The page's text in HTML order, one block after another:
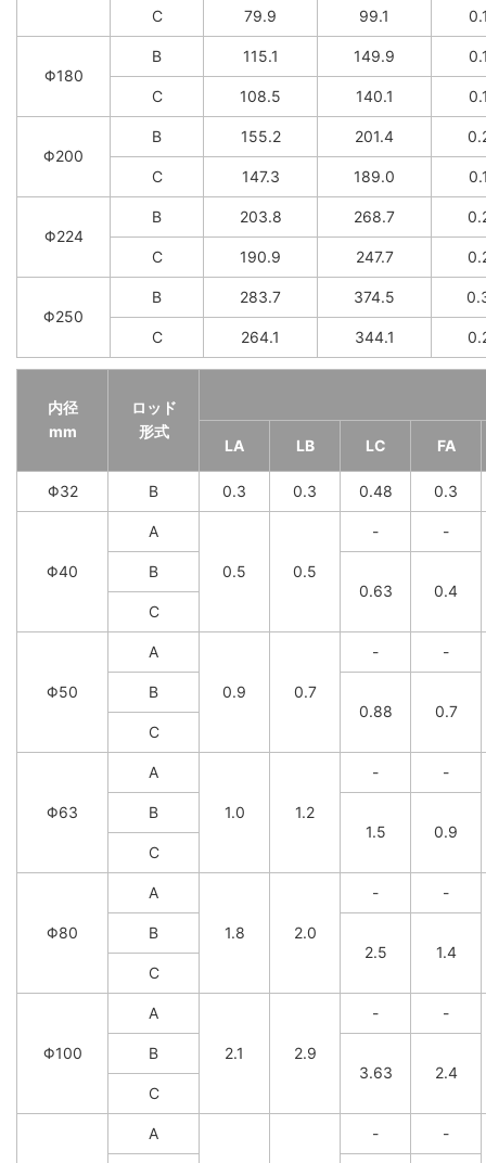
C 79.9 99.1
Φ180
B 115.1 149.9
C 108.5 140.1
Φ200
B 155.2 201.4
C 147.3 189.0
Φ224
B 203.8 268.7
C 190.9 247.7
Φ250
B 283.7 374.5
C 264.1 344.1
内径
mm
ロッド
形式
LA LB LC FA
Φ32 B 0.3 0.3 0.48 0.3
Φ40
A
0.5 0.5
- -
B
0.63
0.4
C
Φ50
A
0.9 0.7
- -
B
0.88
0.7
C
Φ63
A
1.0 1.2
- -
B
1.5
0.9
C
Φ80
A
1.8 2.0
- -
B
2.5
1.4
C
Φ100
A
2.1 2.9
- -
B
3.63
2.4
C
A - -